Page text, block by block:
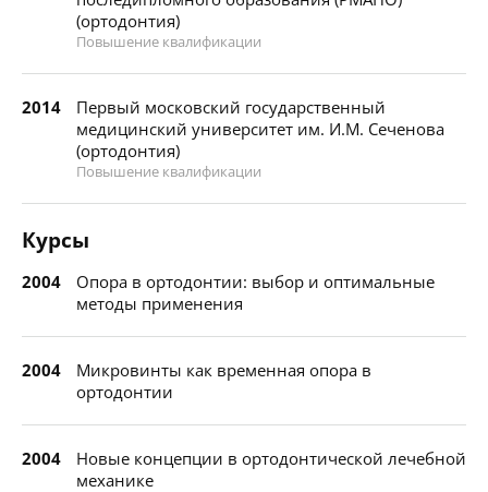
(ортодонтия)
Повышение квалификации
2014
Первый московский государственный
медицинский университет им. И.М. Сеченова
(ортодонтия)
Повышение квалификации
Курсы
2004
Опора в ортодонтии: выбор и оптимальные
методы применения
2004
Микровинты как временная опора в
ортодонтии
2004
Новые концепции в ортодонтической лечебной
механике